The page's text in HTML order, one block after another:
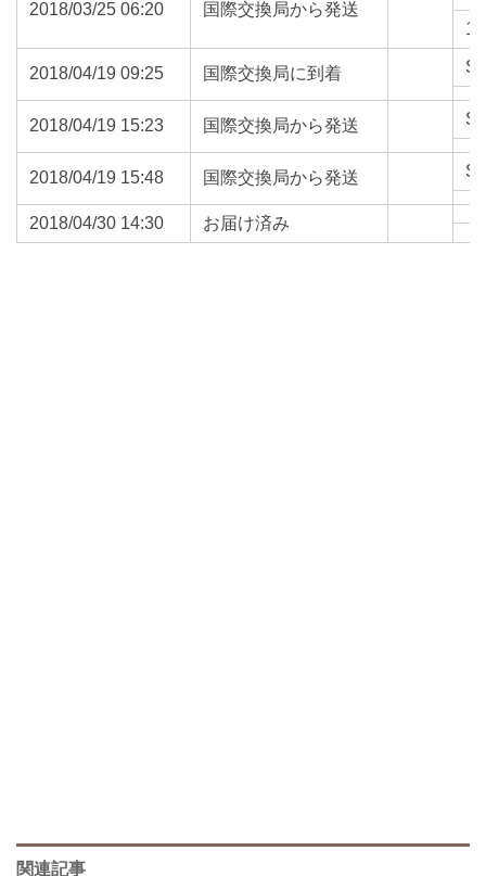
2018/03/25 06:20 国際交換局から発送
2018/04/19 09:25 国際交換局に到着
2018/04/19 15:23 国際交換局から発送
2018/04/19 15:48 国際交換局から発送
2018/04/30 14:30 お届け済み
関連記事